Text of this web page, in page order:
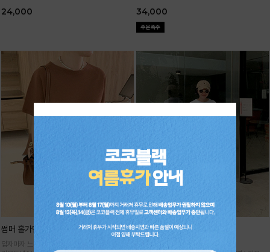
24,000 34,000
썸머 홀가먼트 니트
입자마자 느껴지는 고급스러움,
기획 썸머 하렘 팬츠